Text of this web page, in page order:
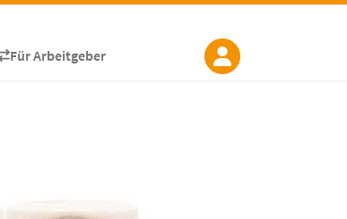
Für Arbeitgeber